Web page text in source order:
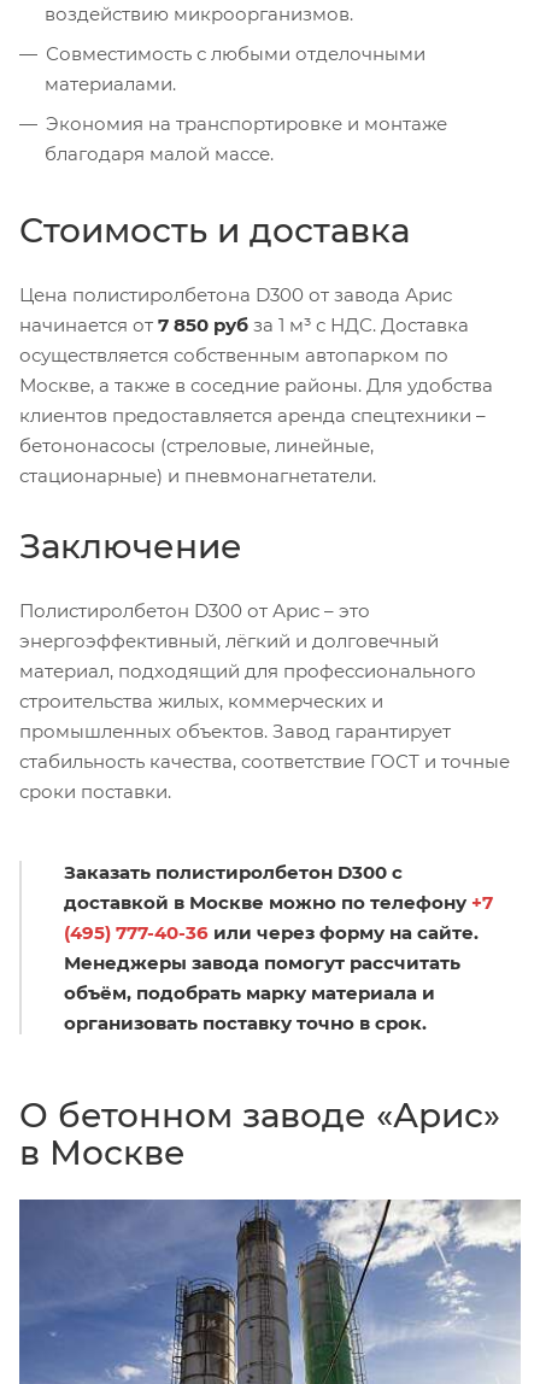
воздействию микроорганизмов.
Совместимость с любыми отделочными
материалами.
Экономия на транспортировке и монтаже
благодаря малой массе.
Стоимость и доставка
Цена полистиролбетона D300 от завода Арис
начинается от 7 850 руб за 1 м³ с НДС. Доставка
осуществляется собственным автопарком по
Москве, а также в соседние районы. Для удобства
клиентов предоставляется аренда спецтехники –
бетононасосы (стреловые, линейные,
стационарные) и пневмонагнетатели.
Заключение
Полистиролбетон D300 от Арис – это
энергоэффективный, лёгкий и долговечный
материал, подходящий для профессионального
строительства жилых, коммерческих и
промышленных объектов. Завод гарантирует
стабильность качества, соответствие ГОСТ и точные
сроки поставки.
Заказать полистиролбетон D300 с
доставкой в Москве можно по телефону +7
(495) 777-40-36 или через форму на сайте.
Менеджеры завода помогут рассчитать
объём, подобрать марку материала и
организовать поставку точно в срок.
О бетонном заводе «Арис»
в Москве